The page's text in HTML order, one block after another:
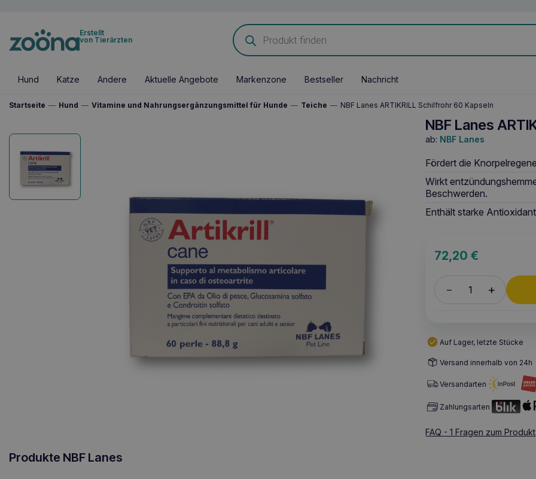
Erstellt
von Tierärzten
Products
search
Hund Katze Andere Aktuelle Angebote Markenzone Bestseller Nachricht
Startseite — Hund — Vitamine und Nahrungsergänzungsmittel für Hunde — Teiche — NBF Lanes ARTIKRILL Schilfrohr 60 Kapseln
NBF Lanes
ab: NBF Lanes
Fördert die
Wirkt
Beschwerden.
Enthält starke
72,20€
– +
Auf Lager, letzte Stücke
Versand innerhalb von 24h
Versandarten
Zahlungsarten
FAQ - 1 Fragen zum Produkt
Produkte NBF Lanes